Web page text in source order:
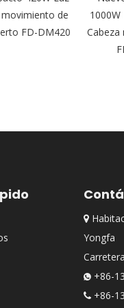
de
FD-DM420
1000W
Cabeza

Yongfa
+86-
+86-